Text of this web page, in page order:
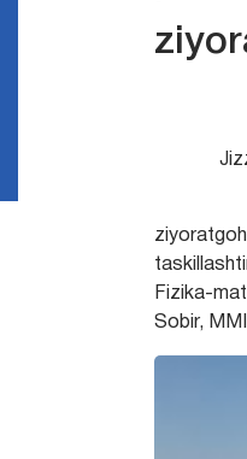
Jizzax
Fizika-
Sobir,